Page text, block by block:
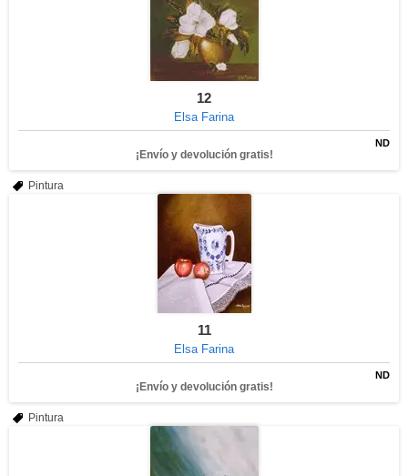
12
Elsa Farina
ND
¡Envío y devolución gratis!
Pintura
11
Elsa Farina
ND
¡Envío y devolución gratis!
Pintura